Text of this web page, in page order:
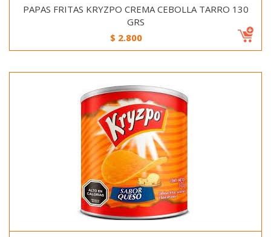
PAPAS FRITAS KRYZPO CREMA CEBOLLA TARRO 130
GRS
$ 2.800